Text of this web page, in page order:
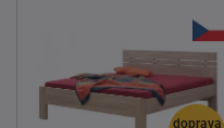
doprava